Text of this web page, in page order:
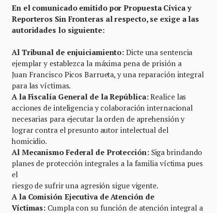
En el comunicado emitido por Propuesta Cívica y
Reporteros Sin Fronteras al respecto, se exige a las
autoridades lo siguiente:
Al Tribunal de enjuiciamiento: Dicte una sentencia
ejemplar y establezca la máxima pena de prisión a
Juan Francisco Picos Barrueta, y una reparación integral
para las víctimas.
A la Fiscalía General de la República:Realice las
acciones de inteligencia y colaboración internacional
necesarias para ejecutar la orden de aprehensión y
lograr contra el presunto autor intelectual del
homicidio.
Al Mecanismo Federal de Protección:Siga brindando
planes de protección integrales a la familia víctima pues
el
riesgo de sufrir una agresión sigue vigente.
A la Comisión Ejecutiva de Atención de
Víctimas: Cumpla con su función de atención integral a